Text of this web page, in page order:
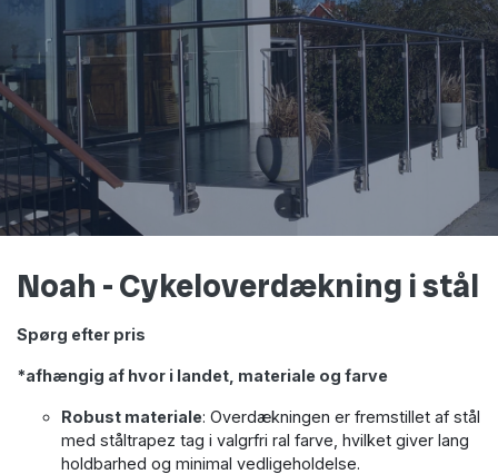
Noah - Cykeloverdækning i stål
Spørg efter pris
*afhængig af hvor i landet, materiale og farve
Robust materiale: Overdækningen er fremstillet af stål
med ståltrapez tag i valgrfri ral farve, hvilket giver lang
holdbarhed og minimal vedligeholdelse.